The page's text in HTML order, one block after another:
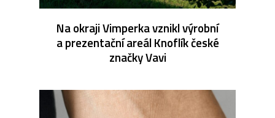
Na okraji Vimperka vznikl výrobní
a prezentační areál Knoflík české
značky Vavi